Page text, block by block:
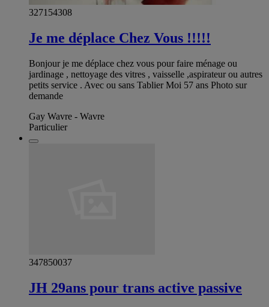
327154308
Je me déplace Chez Vous !!!!!
Bonjour je me déplace chez vous pour faire ménage ou
jardinage , nettoyage des vitres , vaisselle ,aspirateur ou autres
petits service . Avec ou sans Tablier Moi 57 ans Photo sur
demande
Gay Wavre - Wavre
Particulier
347850037
JH 29ans pour trans active passive